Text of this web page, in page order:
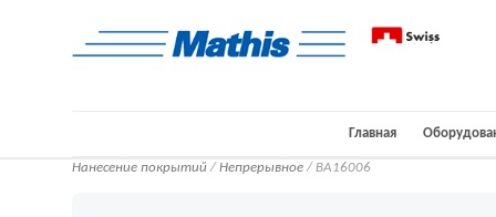
Главная
Нанесение покрытий /Непрерывное/ BA16006